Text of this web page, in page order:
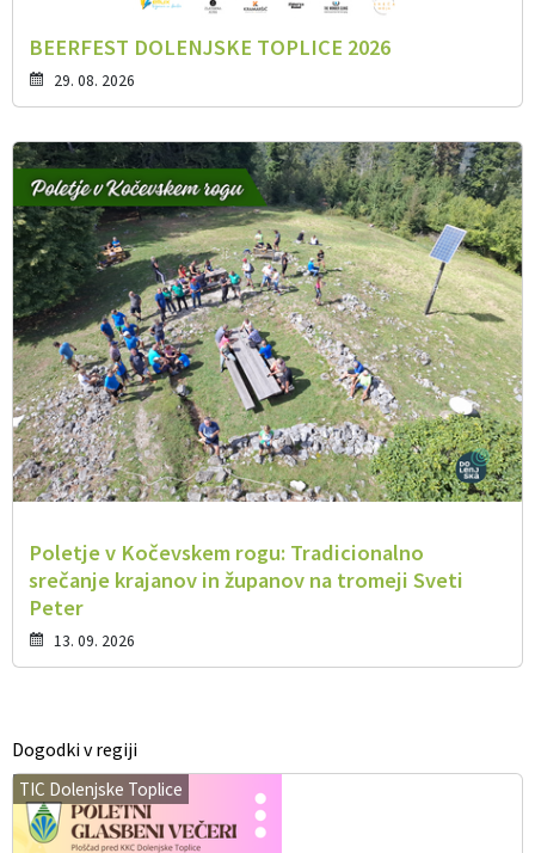
BEERFEST DOLENJSKE TOPLICE 2026
29. 08. 2026
Poletje v Kočevskem rogu: Tradicionalno
srečanje krajanov in županov na tromeji Sveti
Peter
13. 09. 2026
Dogodki v regiji
TIC Dolenjske Toplice